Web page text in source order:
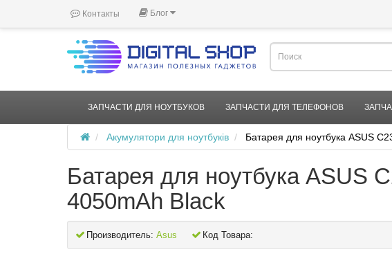
Контакты Блог
ЗАПЧАСТИ ДЛЯ НОУТБУКОВ ЗАПЧАСТИ ДЛЯ ТЕЛЕФОНОВ
Акумулятори для ноутбуків Батарея для ноутбука ASUS
Батарея для ноутбука ASUS
4050mAh Black
Производитель: Asus Код Товара: